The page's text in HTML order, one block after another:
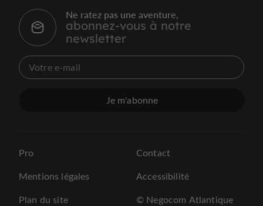
Ne ratez pas une aventure,
abonnez-vous à notre
newsletter
Je m'abonne
Pro
Mentions légales
Plan du site
Contact
Accessibilité
© Negocom Atlantique